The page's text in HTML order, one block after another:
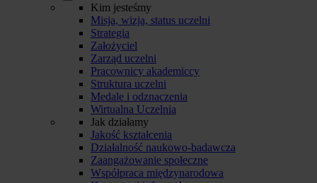
Kim jesteśmy
Misja, wizja, status uczelni
Strategia
Założyciel
Zarząd uczelni
Pracownicy akademiccy
Struktura uczelni
Medale i odznaczenia
Wirtualna Uczelnia
Jak działamy
Jakość kształcenia
Działalność naukowo-badawcza
Zaangażowanie społeczne
Współpraca międzynarodowa